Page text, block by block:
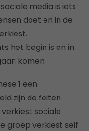
media is iets
doet en in de
het begin is en in
komen.
1 een
zijn de feiten
sociale
groep verkiest self